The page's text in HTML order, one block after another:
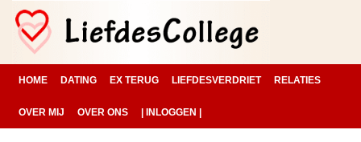
HOME DATING EX TERUG LIEFDESVERDRIET RELATIES
OVER MIJ OVER ONS | INLOGGEN |